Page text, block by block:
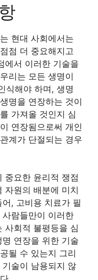
현대 사회에서는
점 더 중요해지고
에서 이러한 기술을
리는 모든 생명이
식해야 하며, 생명
명을 연장하는 것이
가져올 것인지 심
연장됨으로써 개인
계가 단절되는 경우
중요한 윤리적 쟁점
자원의 배분에 미치
, 고비용 치료가 필
람들만이 이러한
사회적 불평등을 심
연장을 위한 기술
될 수 있는지 그리
술이 남용되지 않